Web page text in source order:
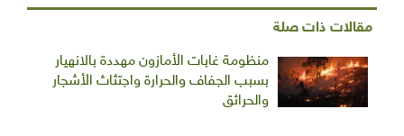
مقالات ذات صلة
منظومة غابات الأمازون مهددة بالانهيار
بسبب الجفاف والحرارة واجتثاث الأشجار
والحرائق